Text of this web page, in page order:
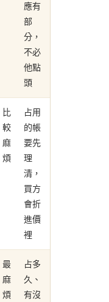
應有
部
分，
不必
他點
頭
比
較
麻
煩
占用
的帳
要先
理
清，
買方
會折
進價
裡
最
麻
煩
占多
久、
有沒